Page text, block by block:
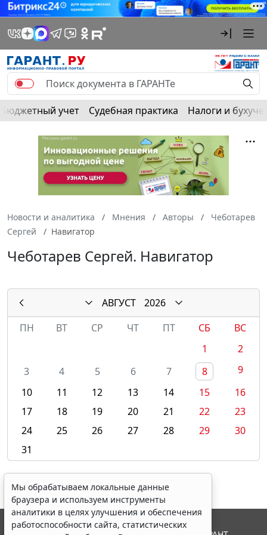
Бюджетный учет Судебная практика Налоги и
Новости и аналитика Мнения Авторы
Чеботарев
Сергей
Навигатор
Чеботарев Сергей. Навигатор
АВГУСТ
2026
ПН
ВТ СР ЧТ ПТ СБ
ВС
1
2
3
4 5 6 7 8
9
10
11 12 13 14 15
16
17
18 19 20 21 22
23
24
25 26 27 28 29
30
31
Мы обрабатываем локальные данные
браузера и используем инструменты
аналитики в целях улучшения и обеспечения
работоспособности сайта, статистических